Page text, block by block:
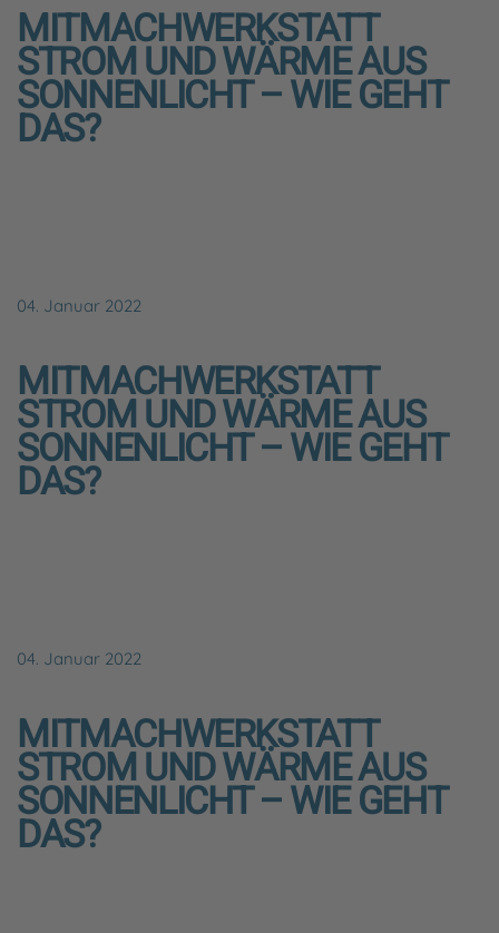
MITMACHWERKSTATT
STROM UND WÄRME AUS
SONNENLICHT – WIE GEHT
DAS?
04. Januar 2022
MITMACHWERKSTATT
STROM UND WÄRME AUS
SONNENLICHT – WIE GEHT
DAS?
04. Januar 2022
MITMACHWERKSTATT
STROM UND WÄRME AUS
SONNENLICHT – WIE GEHT
DAS?